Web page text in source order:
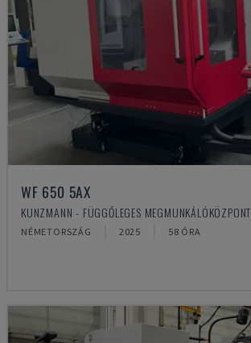
WF 650 5AX
KUNZMANN - FÜGGŐLEGES MEGMUNKÁLÓKÖZPONT
NÉMETORSZÁG 2025 58 ÓRA